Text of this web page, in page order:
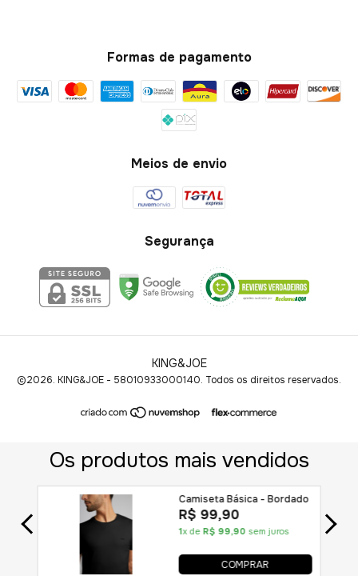
Formas de pagamento
Meios de envio
Segurança
KING&JOE
©2026. KING&JOE - 58010933000140. Todos os direitos reservados.